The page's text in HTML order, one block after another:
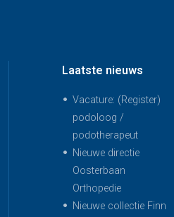
Laatste nieuws
Vacature: (Register)
podoloog /
podotherapeut
Nieuwe directie
Oosterbaan
Orthopedie
Nieuwe collectie Finn